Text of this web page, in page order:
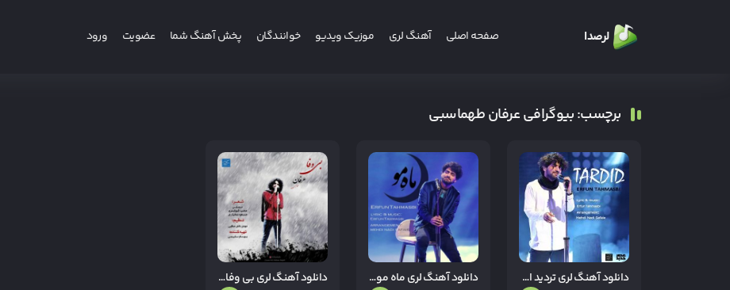
لرصدا صفحه اصلی آهنگ لری موزیک ویدیو خوانندگان پخش آهنگ شما عضویت ورود
برچسب: بیوگرافی عرفان طهماسبی
دانلود آهنگ لری تردید از عرفان طهماسبی دانلود آهنگ لری ماه مو از عرفان طهماسبی دانلود آهنگ لری بی وفا از عرفان طهماسبی